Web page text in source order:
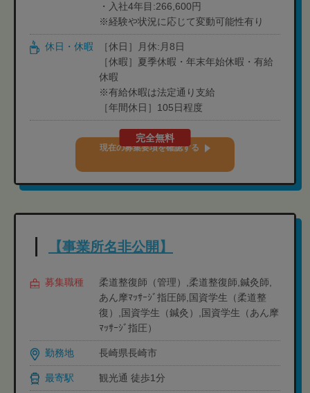
・入社4年目:266,600円
※経験や状況に応じて変動可能性有り
休日・休暇
［休日］月休:月8日
［休暇］夏季休暇・年末年始休暇・有給
休暇
※有給休暇は法定通り支給
［年間休日］105日程度
完全無料
現在の募集要項を確認する
【事業所名非公開】
募集職種
柔道整復師（管理）,柔道整復師,鍼灸師,
あん摩ﾏｯｻｰｼﾞ指圧師,国資学生（柔道整
復）,国資学生（鍼灸）,国資学生（あん摩
ﾏｯｻｰｼﾞ指圧）
勤務地 長崎県長崎市
最寄駅 観光通 徒歩1分